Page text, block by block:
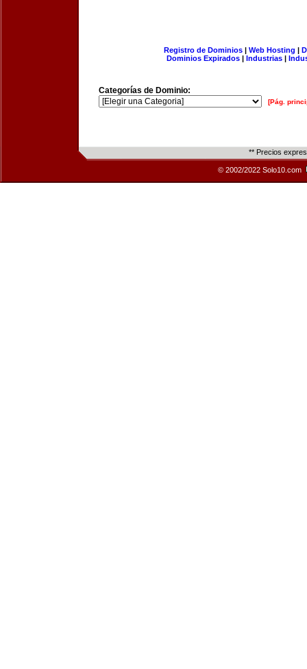
Registro de Dominios| Web Hosting |
Dominios Expirados | Industrias |
Categorías de Dominio:
[Pág.
** Precios
© 2002/2022 Solo10.com